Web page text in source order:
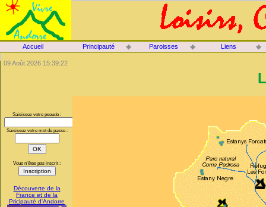
Saisissez votre pseudo :
Saisissez votre mot de passe :
Vous n'êtes pas inscrit :
Découverte de la
France et de la
Pricipauté d'Andorre
09 Août 2026 15:39:22
Accueil Principauté Paroisses Liens